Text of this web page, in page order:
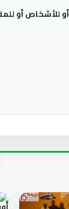
للأشخاص أو